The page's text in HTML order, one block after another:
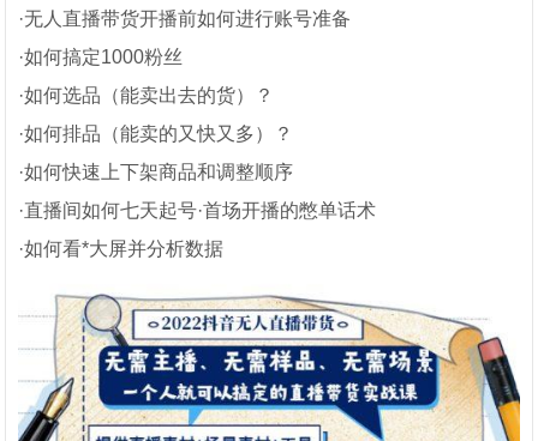
·无人直播带货开播前如何进行账号准备
·如何搞定1000粉丝
·如何选品（能卖出去的货）？
·如何排品（能卖的又快又多）？
·如何快速上下架商品和调整顺序
·直播间如何七天起号·首场开播的憋单话术
·如何看*大屏并分析数据